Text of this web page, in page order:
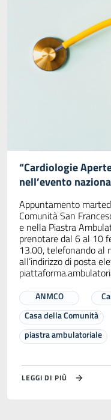
“Cardiologie
nell’evento
Appuntamento
Comunità San
e nella Piastra
prenotare dal 6 al 10
13.00, telefonando al
all’indirizzo di posta
ANMCO
Casa della Comunità
piastra ambulatoriale
LEGGI DI PIÙ